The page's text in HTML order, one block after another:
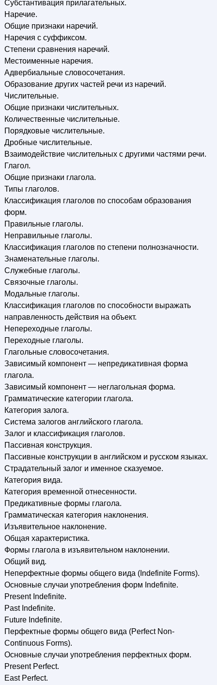
Субстантивация прилагательных.
Наречие.
Общие признаки наречий.
Наречия с суффиксом.
Степени сравнения наречий.
Местоименные наречия.
Адвербиальные словосочетания.
Образование других частей речи из наречий.
Числительные.
Общие признаки числительных.
Количественные числительные.
Порядковые числительные.
Дробные числительные.
Взаимодействие числительных с другими частями речи.
Глагол.
Общие признаки глагола.
Типы глаголов.
Классификация глаголов по способам образования
форм.
Правильные глаголы.
Неправильные глаголы.
Классификация глаголов по степени полнозначности.
Знаменательные глаголы.
Служебные глаголы.
Связочные глаголы.
Модальные глаголы.
Классификация глаголов по способности выражать
направленность действия на объект.
Непереходные глаголы.
Переходные глаголы.
Глагольные словосочетания.
Зависимый компонент — непредикативная форма
глагола.
Зависимый компонент — неглагольная форма.
Грамматические категории глагола.
Категория залога.
Система залогов английского глагола.
Залог и классификация глаголов.
Пассивная конструкция.
Пассивные конструкции в английском и русском языках.
Страдательный залог и именное сказуемое.
Категория вида.
Категория временной отнесенности.
Предикативные формы глагола.
Грамматическая категория наклонения.
Изъявительное наклонение.
Общая характеристика.
Формы глагола в изъявительном наклонении.
Общий вид.
Неперфектные формы общего вида (Indefinite Forms).
Основные случаи употребления форм Indefinite.
Present Indefinite.
Past Indefinite.
Future Indefinite.
Перфектные формы общего вида (Perfect Non-
Continuous Forms).
Основные случаи употребления перфектных форм.
Present Perfect.
East Perfect.